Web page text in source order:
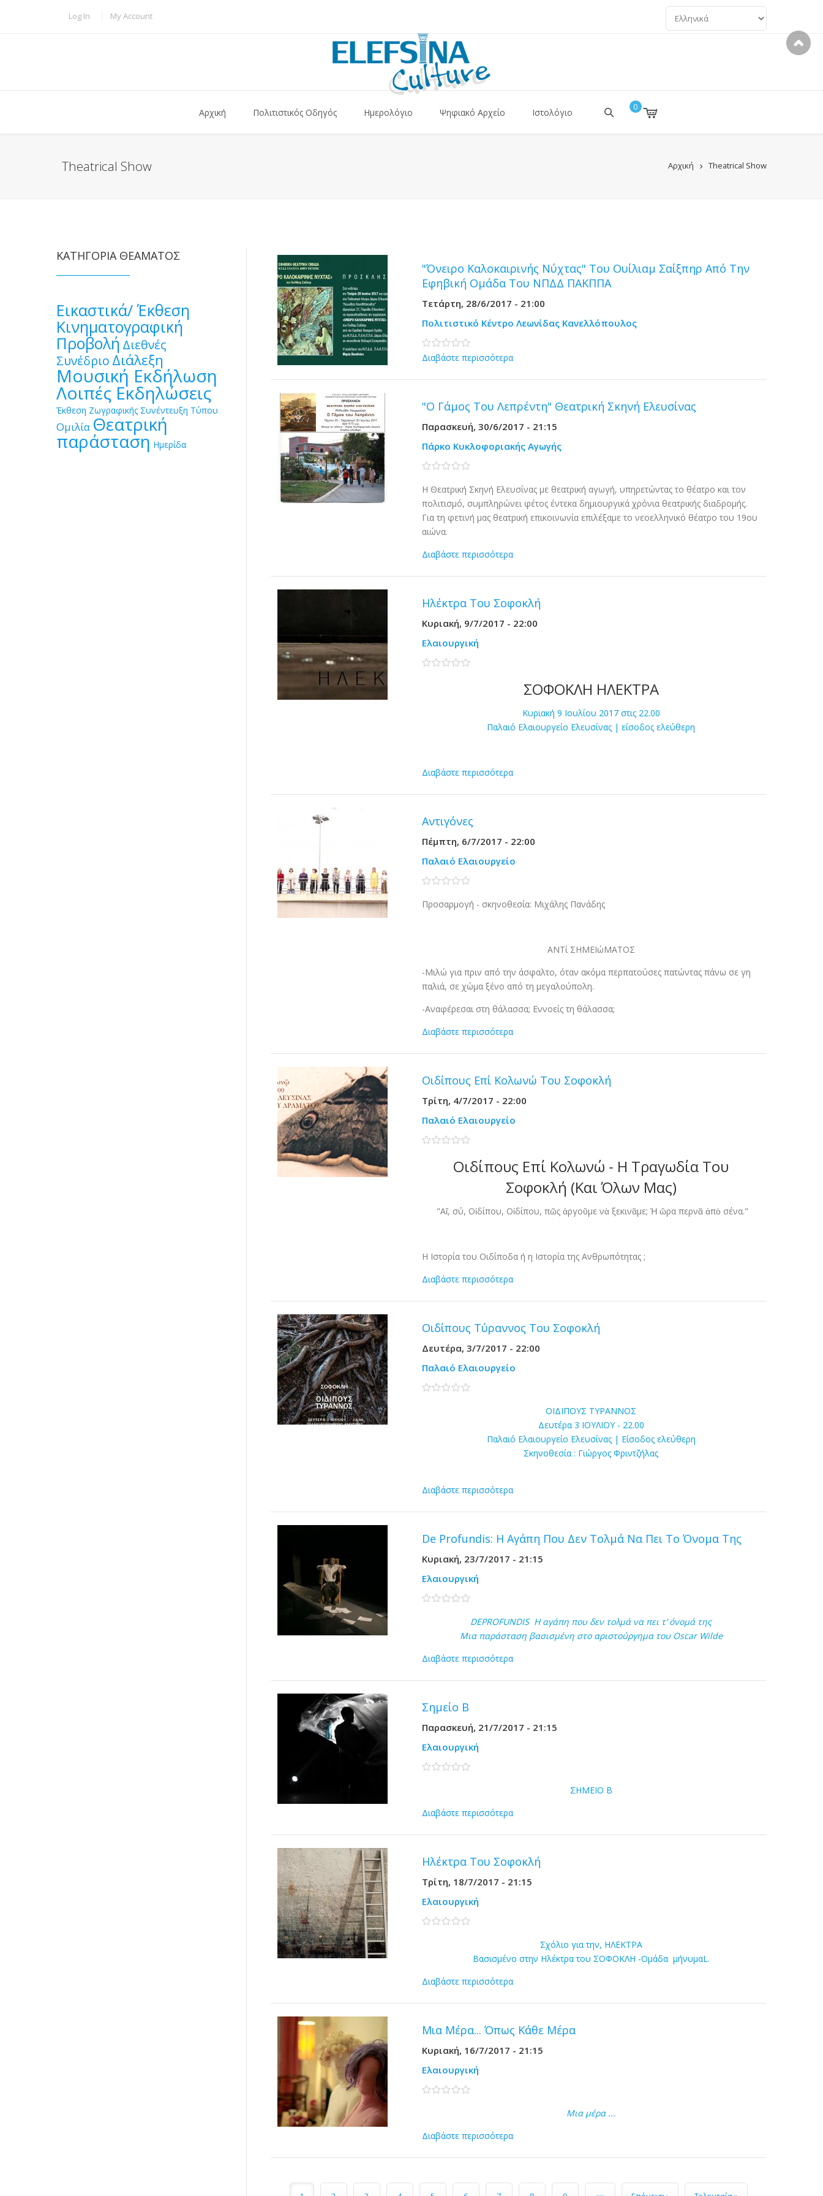
TOPBAR MENU
Log In My Account ΓΛΏΣΣΕΣ
Αρχική Πολιτιστικός Οδηγός Ημερολόγιο Ψηφιακό Αρχείο Ιστολόγιο 0
Theatrical Show Αρχική Theatrical Show
"Όνειρο Καλοκαιρινής Νύχτας" Του Ουίλιαμ Σαίξπηρ Από Την
Εφηβική Ομάδα Του ΝΠΔΔ ΠΑΚΠΠΑ
Τετάρτη, 28/6/2017 - 21:00
Πολιτιστικό Κέντρο Λεωνίδας Κανελλόπουλος
0 stars
Διαβάστε περισσότερα
"Ο Γάμος Του Λεπρέντη" Θεατρική Σκηνή Ελευσίνας
Παρασκευή, 30/6/2017 - 21:15
Πάρκο Κυκλοφοριακής Αγωγής
0 stars
Η Θεατρική Σκηνή Ελευσίνας με θεατρική αγωγή, υπηρετώντας το θέατρο και τον
πολιτισμό, συμπληρώνει φέτος έντεκα δημιουργικά χρόνια θεατρικής διαδρομής.
Για τη φετινή μας θεατρική επικοινωνία επιλέξαμε το νεοελληνικό θέατρο του 19ου
αιώνα.
Διαβάστε περισσότερα
Ηλέκτρα Του Σοφοκλή
Κυριακή, 9/7/2017 - 22:00
Ελαιουργική
0 stars
ΣΟΦΟΚΛΗ ΗΛΕΚΤΡΑ
Kυριακή 9 Ιουλίου 2017 στις 22.00
Παλαιό Ελαιουργείο Ελευσίνας | είσοδος ελεύθερη
Διαβάστε περισσότερα
Αντιγόνες
Πέμπτη, 6/7/2017 - 22:00
Παλαιό Ελαιουργείο
0 stars
Προσαρμογή - σκηνοθεσία: Μιχάλης Πανάδης
ΑΝΤί ΣΗΜΕΙώΜΑΤΟΣ
-Μιλώ για πριν από την άσφαλτο, όταν ακόμα περπατούσες πατώντας πάνω σε γη
παλιά, σε χώμα ξένο από τη μεγαλούπολη.
-Αναφέρεσαι στη θάλασσα; Εννοείς τη θάλασσα;
Διαβάστε περισσότερα
Οιδίπους Επί Κολωνώ Του Σοφοκλή
Τρίτη, 4/7/2017 - 22:00
Παλαιό Ελαιουργείο
0 stars
Οιδίπους Επί Κολωνώ - Η Τραγωδία Του
Σοφοκλή (και Όλων Μας)
"Αἴ, σύ, Οἰδίπου, Οἰδίπου, πῶς ἀργοῦμε νὰ ξεκινᾶμε; Ἠ ὤρα περνᾶ ἀπὸ σένα."
Η Ιστορία του Οιδίποδα ή η Ιστορία της Ανθρωπότητας ;
Διαβάστε περισσότερα
Οιδίπους Τύραννος Του Σοφοκλή
Δευτέρα, 3/7/2017 - 22:00
Παλαιό Ελαιουργείο
0 stars
ΟΙΔΙΠΟΥΣ ΤΥΡΑΝΝΟΣ
Δευτέρα 3 ΙΟΥΛΙΟΥ - 22.00
Παλαιό Ελαιουργείο Ελευσίνας | Είσοδος ελεύθερη
Σκηνοθεσία : Γιώργος Φριντζήλας
Διαβάστε περισσότερα
De Profundis: Η Αγάπη Που Δεν Τολμά Να Πει Το Όνομα Της
Κυριακή, 23/7/2017 - 21:15
Ελαιουργική
0 stars
DEPROFUNDIS Η αγάπη που δεν τολμά να πει τ’ όνομά της
Μια παράσταση βασισμένη στο αριστούργημα του Oscar Wilde
Διαβάστε περισσότερα
Σημείο Β
Παρασκευή, 21/7/2017 - 21:15
Ελαιουργική
0 stars
ΣΗΜΕΙΟ Β
Διαβάστε περισσότερα
Ηλέκτρα Του Σοφοκλή
Τρίτη, 18/7/2017 - 21:15
Ελαιουργική
0 stars
Σχόλιο για την, ΗΛΕΚΤΡΑ
Βασισμένο στην Ηλέκτρα του ΣΟΦΟΚΛΗ -Ομάδα μήνυμαL.
Διαβάστε περισσότερα
Μια Μέρα... Όπως Κάθε Μέρα
Κυριακή, 16/7/2017 - 21:15
Ελαιουργική
0 stars
Μια μέρα ...
Διαβάστε περισσότερα
Σελίδες
ΚΑΤΗΓΟΡΊΑ ΘΕΆΜΑΤΟΣ
Εικαστικά/ Έκθεση
Κινηματογραφική
Προβολή Διεθνές
Συνέδριο Διάλεξη
Μουσική Εκδήλωση
Λοιπές Εκδηλώσεις
Έκθεση Ζωγραφικής Συνέντευξη Τύπου
Ομιλία Θεατρική
παράσταση Ημερίδα